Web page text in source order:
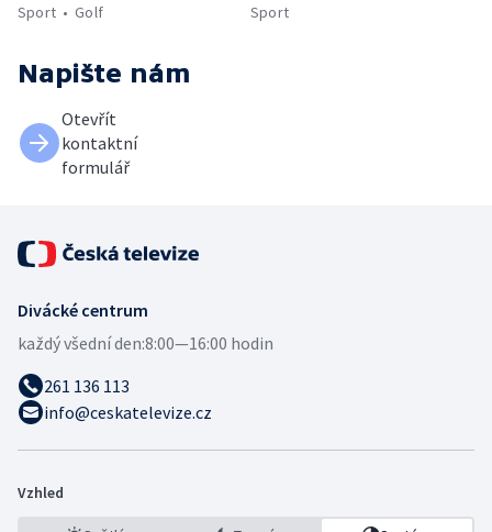
Sport
Golf
Sport
Napište nám
Otevřít
kontaktní
formulář
Divácké centrum
každý všední den:8:00—16:00 hodin
261 136 113
info@ceskatelevize.cz
Vzhled